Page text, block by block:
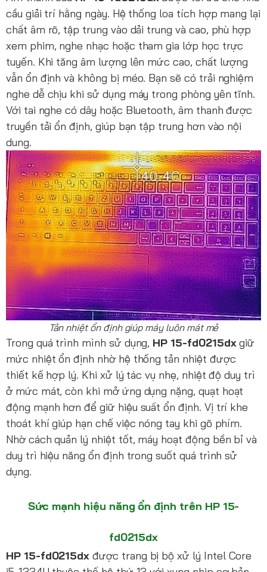
cầu giải trí hằng ngày. Hệ thống loa tích hợp mang lại
chất âm rõ, tập trung vào dải trung và cao, phù hợp
xem phim, nghe nhạc hoặc tham gia lớp học trực
tuyến. Khi tăng âm lượng lên mức cao, chất lượng
vẫn ổn định và không bị méo. Bạn sẽ có trải nghiệm
nghe dễ chịu khi sử dụng máy trong phòng yên tĩnh.
Với tai nghe có dây hoặc Bluetooth, âm thanh được
truyền tải ổn định, giúp bạn tập trung hơn vào nội
dung.
Tản nhiệt ổn định giúp máy luôn mát mẻ
Trong quá trình mình sử dụng, HP 15-fd0215dxgiữ
mức nhiệt ổn định nhờ hệ thống tản nhiệt được
thiết kế hợp lý. Khi xử lý tác vụ nhẹ, nhiệt độ duy trì
ở mức mát, còn khi mở ứng dụng nặng, quạt hoạt
động mạnh hơn để giữ hiệu suất ổn định. Vị trí khe
thoát khí giúp hạn chế việc nóng tay khi gõ phím.
Nhờ cách quản lý nhiệt tốt, máy hoạt động bền bỉ và
duy trì hiệu năng ổn định trong suốt quá trình sử
dụng.
Sức mạnh hiệu năng ổn định trên HP 15-
fd0215dx
HP 15-fd0215dx được trang bị bộ xử lý Intel Core